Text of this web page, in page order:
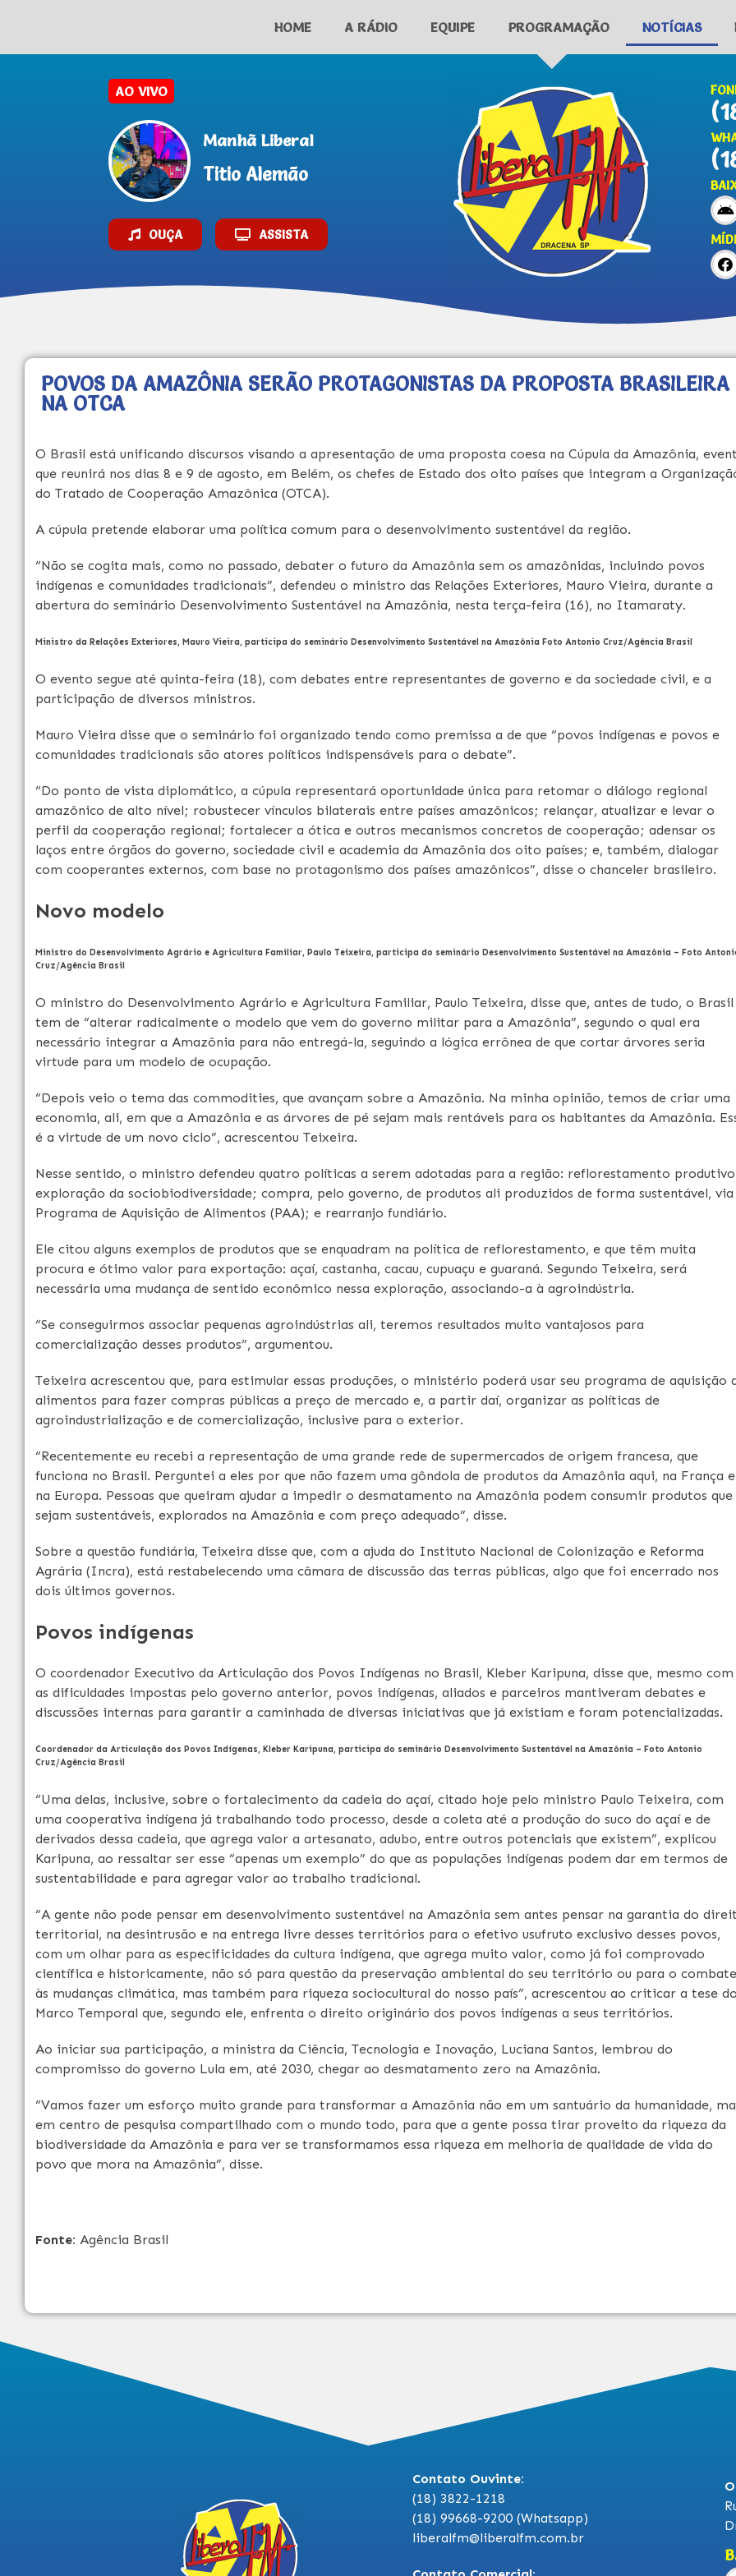
HOME A RÁDIO EQUIPE PROGRAMAÇÃO NOTÍCIAS
Manhã Liberal
Titio Alemão
OUÇA ASSISTA
POVOS DA AMAZÔNIA SERÃO PROTAGONISTAS DA PROPOSTA BRASILEIRA
NA OTCA
O Brasil está unificando discursos visando a apresentação de uma proposta coesa na Cúpula da Amazônia,
que reunirá nos dias 8 e 9 de agosto, em Belém, os chefes de Estado dos oito países que integram a
do Tratado de Cooperação Amazônica (OTCA).
A cúpula pretende elaborar uma política comum para o desenvolvimento sustentável da região.
“Não se cogita mais, como no passado, debater o futuro da Amazônia sem os amazônidas, incluindo povos
indígenas e comunidades tradicionais”, defendeu o ministro das Relações Exteriores, Mauro Vieira, durante a
abertura do seminário Desenvolvimento Sustentável na Amazônia, nesta terça-feira (16), no Itamaraty.
Ministro da Relações Exteriores, Mauro Vieira, participa do seminário Desenvolvimento Sustentável na Amazônia Foto Antonio Cruz/Agência Brasil
O evento segue até quinta-feira (18), com debates entre representantes de governo e da sociedade civil, e a
participação de diversos ministros.
Mauro Vieira disse que o seminário foi organizado tendo como premissa a de que “povos indígenas e povos e
comunidades tradicionais são atores políticos indispensáveis para o debate”.
“Do ponto de vista diplomático, a cúpula representará oportunidade única para retomar o diálogo regional
amazônico de alto nível; robustecer vínculos bilaterais entre países amazônicos; relançar, atualizar e levar o
perfil da cooperação regional; fortalecer a ótica e outros mecanismos concretos de cooperação; adensar os
laços entre órgãos do governo, sociedade civil e academia da Amazônia dos oito países; e, também, dialogar
com cooperantes externos, com base no protagonismo dos países amazônicos”, disse o chanceler brasileiro.
Novo modelo
Ministro do Desenvolvimento Agrário e Agricultura Familiar, Paulo Teixeira, participa do seminário Desenvolvimento Sustentável na Amazônia – Foto
Cruz/Agência Brasil
O ministro do Desenvolvimento Agrário e Agricultura Familiar, Paulo Teixeira, disse que, antes de tudo, o Brasil
tem de “alterar radicalmente o modelo que vem do governo militar para a Amazônia”, segundo o qual era
necessário integrar a Amazônia para não entregá-la, seguindo a lógica errônea de que cortar árvores seria
virtude para um modelo de ocupação.
“Depois veio o tema das commodities, que avançam sobre a Amazônia. Na minha opinião, temos de criar uma
economia, ali, em que a Amazônia e as árvores de pé sejam mais rentáveis para os habitantes da Amazônia.
é a virtude de um novo ciclo”, acrescentou Teixeira.
Nesse sentido, o ministro defendeu quatro políticas a serem adotadas para a região: reflorestamento
exploração da sociobiodiversidade; compra, pelo governo, de produtos ali produzidos de forma sustentável, via
Programa de Aquisição de Alimentos (PAA); e rearranjo fundiário.
Ele citou alguns exemplos de produtos que se enquadram na política de reflorestamento, e que têm muita
procura e ótimo valor para exportação: açaí, castanha, cacau, cupuaçu e guaraná. Segundo Teixeira, será
necessária uma mudança de sentido econômico nessa exploração, associando-a à agroindústria.
“Se conseguirmos associar pequenas agroindústrias ali, teremos resultados muito vantajosos para
comercialização desses produtos”, argumentou.
Teixeira acrescentou que, para estimular essas produções, o ministério poderá usar seu programa de aquisição
alimentos para fazer compras públicas a preço de mercado e, a partir daí, organizar as políticas de
agroindustrialização e de comercialização, inclusive para o exterior.
“Recentemente eu recebi a representação de uma grande rede de supermercados de origem francesa, que
funciona no Brasil. Perguntei a eles por que não fazem uma gôndola de produtos da Amazônia aqui, na França e
na Europa. Pessoas que queiram ajudar a impedir o desmatamento na Amazônia podem consumir produtos que
sejam sustentáveis, explorados na Amazônia e com preço adequado”, disse.
Sobre a questão fundiária, Teixeira disse que, com a ajuda do Instituto Nacional de Colonização e Reforma
Agrária (Incra), está restabelecendo uma câmara de discussão das terras públicas, algo que foi encerrado nos
dois últimos governos.
Povos indígenas
O coordenador Executivo da Articulação dos Povos Indígenas no Brasil, Kleber Karipuna, disse que, mesmo com
as dificuldades impostas pelo governo anterior, povos indígenas, aliados e parceiros mantiveram debates e
discussões internas para garantir a caminhada de diversas iniciativas que já existiam e foram potencializadas.
Coordenador da Articulação dos Povos Indígenas, Kleber Karipuna, participa do seminário Desenvolvimento Sustentável na Amazônia – Foto Antonio
Cruz/Agência Brasil
“Uma delas, inclusive, sobre o fortalecimento da cadeia do açaí, citado hoje pelo ministro Paulo Teixeira, com
uma cooperativa indígena já trabalhando todo processo, desde a coleta até a produção do suco do açaí e de
derivados dessa cadeia, que agrega valor a artesanato, adubo, entre outros potenciais que existem”, explicou
Karipuna, ao ressaltar ser esse “apenas um exemplo” do que as populações indígenas podem dar em termos de
sustentabilidade e para agregar valor ao trabalho tradicional.
“A gente não pode pensar em desenvolvimento sustentável na Amazônia sem antes pensar na garantia do
territorial, na desintrusão e na entrega livre desses territórios para o efetivo usufruto exclusivo desses povos,
com um olhar para as especificidades da cultura indígena, que agrega muito valor, como já foi comprovado
científica e historicamente, não só para questão da preservação ambiental do seu território ou para o combate
às mudanças climática, mas também para riqueza sociocultural do nosso país”, acrescentou ao criticar a tese
Marco Temporal que, segundo ele, enfrenta o direito originário dos povos indígenas a seus territórios.
Ao iniciar sua participação, a ministra da Ciência, Tecnologia e Inovação, Luciana Santos, lembrou do
compromisso do governo Lula em, até 2030, chegar ao desmatamento zero na Amazônia.
“Vamos fazer um esforço muito grande para transformar a Amazônia não em um santuário da humanidade,
em centro de pesquisa compartilhado com o mundo todo, para que a gente possa tirar proveito da riqueza da
biodiversidade da Amazônia e para ver se transformamos essa riqueza em melhoria de qualidade de vida do
povo que mora na Amazônia”, disse.
Fonte: Agência Brasil
Contato Ouvinte:
(18) 3822-1218
(18) 99668-9200 (Whatsapp)
liberalfm@liberalfm.com.br